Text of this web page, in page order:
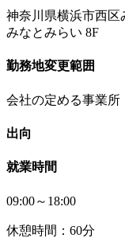
神奈川県横浜市西
みなとみらい 8F
勤務地変更範囲
会社の定める事業所
出向
就業時間
09:00～18:00
休憩時間：60分